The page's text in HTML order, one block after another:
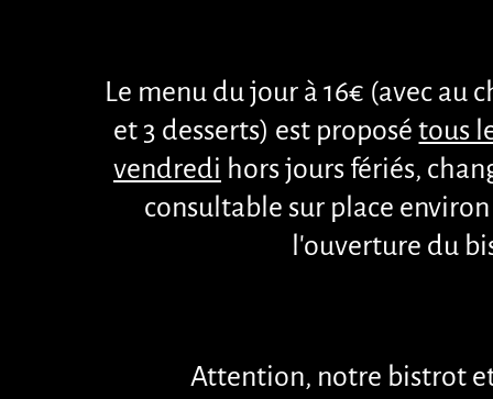
Le menu du jour à 16€ (avec au
et 3 desserts) est proposétous
vendredi hors jours fériés,
consultable sur place
l'ouverture du
Attention, notre bistrot et